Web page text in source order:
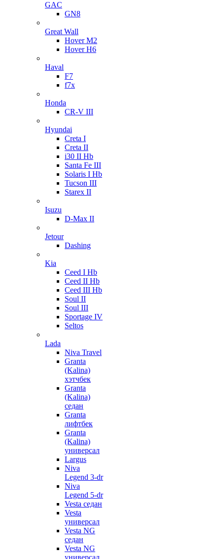
GAC
GN8
Great Wall
Hover M2
Hover H6
Haval
F7
f7x
Honda
CR-V III
Hyundai
Creta I
Creta II
i30 II Hb
Santa Fe III
Solaris I Hb
Tucson III
Starex II
Isuzu
D-Max II
Jetour
Dashing
Kia
Ceed I Hb
Ceed II Hb
Ceed III Hb
Soul II
Soul III
Sportage IV
Seltos
Lada
Niva Travel
Granta
(Kalina)
хэтчбек
Granta
(Kalina)
седан
Granta
лифтбек
Granta
(Kalina)
универсал
Largus
Niva
Legend 3-dr
Niva
Legend 5-dr
Vesta седан
Vesta
универсал
Vesta NG
седан
Vesta NG
универсал